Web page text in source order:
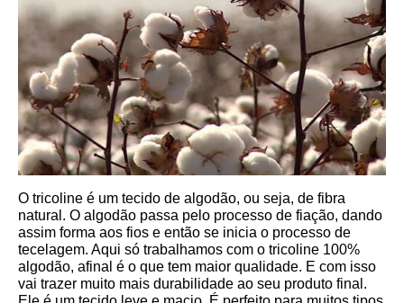
O tricoline é um tecido de algodão, ou seja, de fibra
natural. O algodão passa pelo processo de fiação, dando
assim forma aos fios e então se inicia o processo de
tecelagem. Aqui só trabalhamos com o tricoline 100%
algodão, afinal é o que tem maior qualidade. E com isso
vai trazer muito mais durabilidade ao seu produto final.